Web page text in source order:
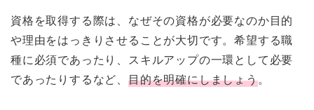
資格を取得する際は、なぜその資格が必要なのか目的
や理由をはっきりさせることが大切です。希望する職
種に必須であったり、スキルアップの一環として必要
であったりするなど、目的を明確にしましょう。